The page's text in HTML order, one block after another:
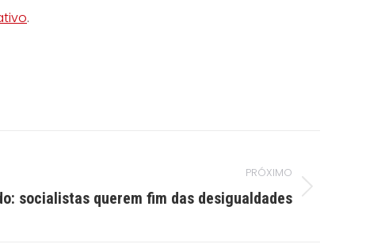
.
PRÓXIMO
socialistas querem fim das desigualdades